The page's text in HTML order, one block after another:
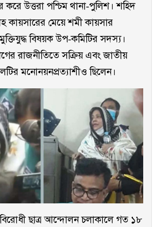
করে উত্তরা পশ্চিম থানা-পুলিশ। শহিদ
কায়সারের মেয়ে শমী কায়সার
বিষয়ক উপ-কমিটির সদস্য।
রাজনীতিতে সক্রিয় এবং জাতীয়
মনোনয়নপ্রত্যাশীও ছিলেন।
ছাত্র আন্দোলন চলাকালে গত ১৮